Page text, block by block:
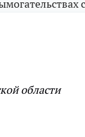
области